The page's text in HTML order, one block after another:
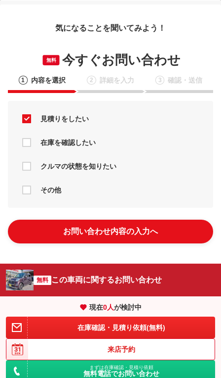
気になることを聞いてみよう！
無料 今すぐお問い合わせ
1 内容を選択 2 詳細を入力 3 確認・送信
見積りをしたい
在庫を確認したい
クルマの状態を知りたい
その他
お問い合わせ内容の入力へ
無料 この車両に関するお問い合わせ
現在0人が検討中
在庫確認・見積り依頼(無料)
来店予約
まずは在庫確認・見積り依頼
無料電話でお問い合わせ